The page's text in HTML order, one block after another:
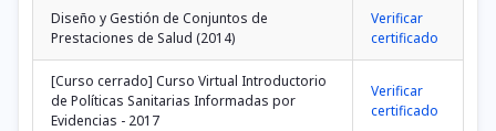
Diseño y Gestión de Conjuntos de
Prestaciones de Salud (2014)
Verificar
certificado
[Curso cerrado] Curso Virtual Introductorio
de Políticas Sanitarias Informadas por
Evidencias - 2017
Verificar
certificado